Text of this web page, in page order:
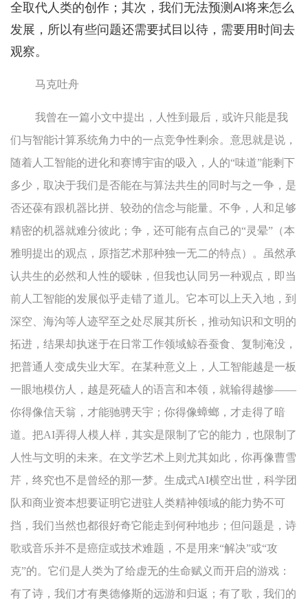
全取代人类的创作；其次，我们无法预测AI将来怎么
发展，所以有些问题还需要拭目以待，需要用时间去
观察。
马克吐舟
我曾在一篇小文中提出，人性到最后，或许只能是我
们与智能计算系统角力中的一点竞争性剩余。意思就是说，
随着人工智能的进化和赛博宇宙的吸入，人的“味道”能剩下
多少，取决于我们是否能在与算法共生的同时与之一争，是
否还葆有跟机器比拼、较劲的信念与能量。不争，人和足够
精密的机器就难分彼此；争，还可能有点自己的“灵晕”（本
雅明提出的观点，原指艺术那种独一无二的特点）。虽然承
认共生的必然和人性的暧昧，但我也认同另一种观点，即当
前人工智能的发展似乎走错了道儿。它本可以上天入地，到
深空、海沟等人迹罕至之处尽展其所长，推动知识和文明的
拓进，结果却执迷于在日常工作领域鲸吞蚕食、复制淹没，
把普通人变成失业大军。在某种意义上，人工智能越是一板
一眼地模仿人，越是死磕人的语言和本领，就输得越惨——
你得像信天翁，才能驰骋天宇；你得像蟑螂，才走得了暗
道。把AI弄得人模人样，其实是限制了它的能力，也限制了
人性与文明的未来。在文学艺术上则尤其如此，你再像曹雪
芹，终究也不是曾经的那一梦。生成式AI横空出世，科学团
队和商业资本想要证明它进驻人类精神领域的能力势不可
挡，我们当然也都很好奇它能走到何种地步；但问题是，诗
歌或音乐并不是癌症或技术难题，不是用来“解决”或“攻
克”的。它们是人类为了给虚无的生命赋义而开启的游戏：
有了诗，我们才有奥德修斯的远游和归返；有了歌，我们的